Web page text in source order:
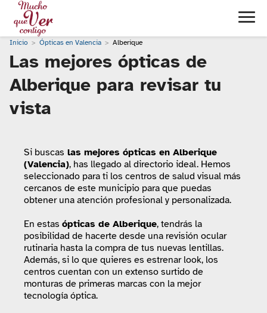
Inicio Ópticas en Valencia Alberique
Las mejores ópticas de
Alberique para revisar tu
vista
Si buscas las mejores ópticas en Alberique
(Valencia), has llegado al directorio ideal. Hemos
seleccionado para ti los centros de salud visual más
cercanos de este municipio para que puedas
obtener una atención profesional y personalizada.
En estas ópticas de Alberique, tendrás la
posibilidad de hacerte desde una revisión ocular
rutinaria hasta la compra de tus nuevas lentillas.
Además, si lo que quieres es estrenar look, los
centros cuentan con un extenso surtido de
monturas de primeras marcas con la mejor
tecnología óptica.